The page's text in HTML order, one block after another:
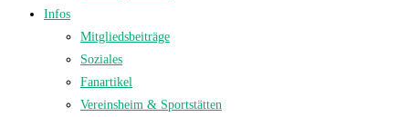
Infos
Mitgliedsbeiträge
Soziales
Fanartikel
Vereinsheim & Sportstätten